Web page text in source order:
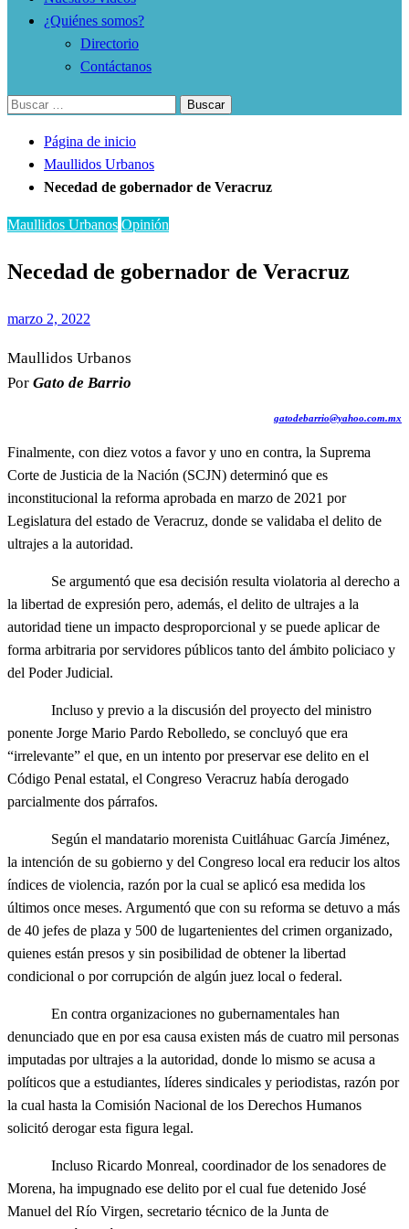
¿Quiénes somos?
Directorio
Contáctanos
Buscar:
Página de inicio
Maullidos Urbanos
Necedad de gobernador de Veracruz
Maullidos Urbanos Opinión
Necedad de gobernador de Veracruz
Publicado
marzo 2, 2022
Maullidos Urbanos
Por Gato de Barrio
gatodebarrio@yahoo.com.mx
Finalmente, con diez votos a favor y uno en contra, la Suprema
Corte de Justicia de la Nación (SCJN) determinó que es
inconstitucional la reforma aprobada en marzo de 2021 por
Legislatura del estado de Veracruz, donde se validaba el delito de
ultrajes a la autoridad.
Se argumentó que esa decisión resulta violatoria al derecho a
la libertad de expresión pero, además, el delito de ultrajes a la
autoridad tiene un impacto desproporcional y se puede aplicar de
forma arbitraria por servidores públicos tanto del ámbito policiaco y
del Poder Judicial.
Incluso y previo a la discusión del proyecto del ministro
ponente Jorge Mario Pardo Rebolledo, se concluyó que era
“irrelevante” el que, en un intento por preservar ese delito en el
Código Penal estatal, el Congreso Veracruz había derogado
parcialmente dos párrafos.
Según el mandatario morenista Cuitláhuac García Jiménez,
la intención de su gobierno y del Congreso local era reducir los altos
índices de violencia, razón por la cual se aplicó esa medida los
últimos once meses. Argumentó que con su reforma se detuvo a más
de 40 jefes de plaza y 500 de lugartenientes del crimen organizado,
quienes están presos y sin posibilidad de obtener la libertad
condicional o por corrupción de algún juez local o federal.
En contra organizaciones no gubernamentales han
denunciado que en por esa causa existen más de cuatro mil personas
imputadas por ultrajes a la autoridad, donde lo mismo se acusa a
políticos que a estudiantes, líderes sindicales y periodistas, razón por
la cual hasta la Comisión Nacional de los Derechos Humanos
solicitó derogar esta figura legal.
Incluso Ricardo Monreal, coordinador de los senadores de
Morena, ha impugnado ese delito por el cual fue detenido José
Manuel del Río Virgen, secretario técnico de la Junta de